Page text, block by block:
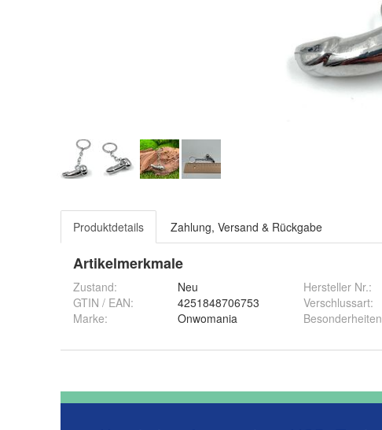
Produktdetails Zahlung, Versand & Rückgabe
Artikelmerkmale
Zustand:
Neu
GTIN / EAN:
4251848706753
Marke:
Onwomania
Hersteller Nr.:
Verschlussart:
Besonderheiten